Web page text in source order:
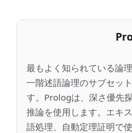
最もよく知られている論
一階述語論理のサブセッ
す。Prologは、深さ優先
推論を使用します。エキ
語処理、自動定理証明で